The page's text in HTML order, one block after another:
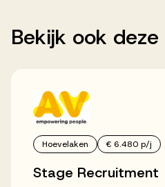
Bekijk ook deze
Hoevelaken € 6.480 p/j
Stage Recruitment